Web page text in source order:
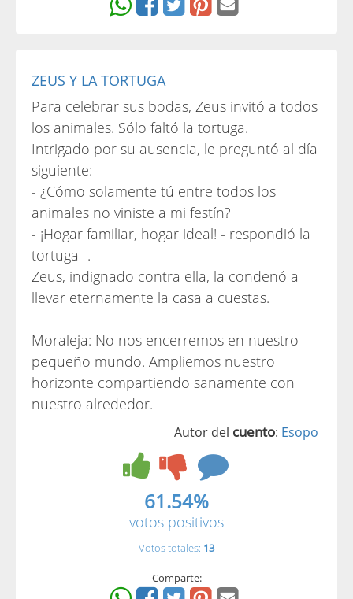
ZEUS Y LA TORTUGA
Para celebrar sus bodas, Zeus invitó a todos
los animales. Sólo faltó la tortuga.
Intrigado por su ausencia, le preguntó al día
siguiente:
- ¿Cómo solamente tú entre todos los
animales no viniste a mi festín?
- ¡Hogar familiar, hogar ideal! - respondió la
tortuga -.
Zeus, indignado contra ella, la condenó a
llevar eternamente la casa a cuestas.
Moraleja: No nos encerremos en nuestro
pequeño mundo. Ampliemos nuestro
horizonte compartiendo sanamente con
nuestro alrededor.
Autor del cuento: Esopo
61.54%
votos positivos
Votos totales: 13
Comparte: